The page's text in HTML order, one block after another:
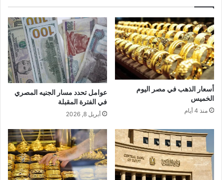
أسعار الذهب في مصر اليوم
الخميس
منذ 4 أيام
عوامل تحدد مسار الجنيه المصري
في الفترة المقبلة
أبريل 8, 2026